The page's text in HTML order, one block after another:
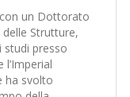
un Dottorato
delle Strutture,
presso
l’Imperial
ha svolto